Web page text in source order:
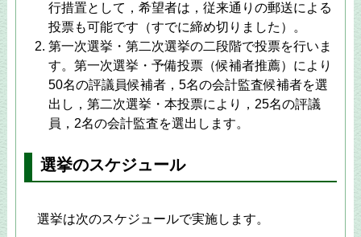
行措置として，希望者は，従来通りの郵送による
投票も可能です（すでに締め切りました）。
第一次選挙・第二次選挙の二段階で投票を行いま
す。第一次選挙・予備投票（候補者推薦）により
50名の評議員候補者，5名の会計監査候補者を選
出し，第二次選挙・本投票により，25名の評議
員，2名の会計監査を選出します。
選挙のスケジュール
選挙は次のスケジュールで実施します。